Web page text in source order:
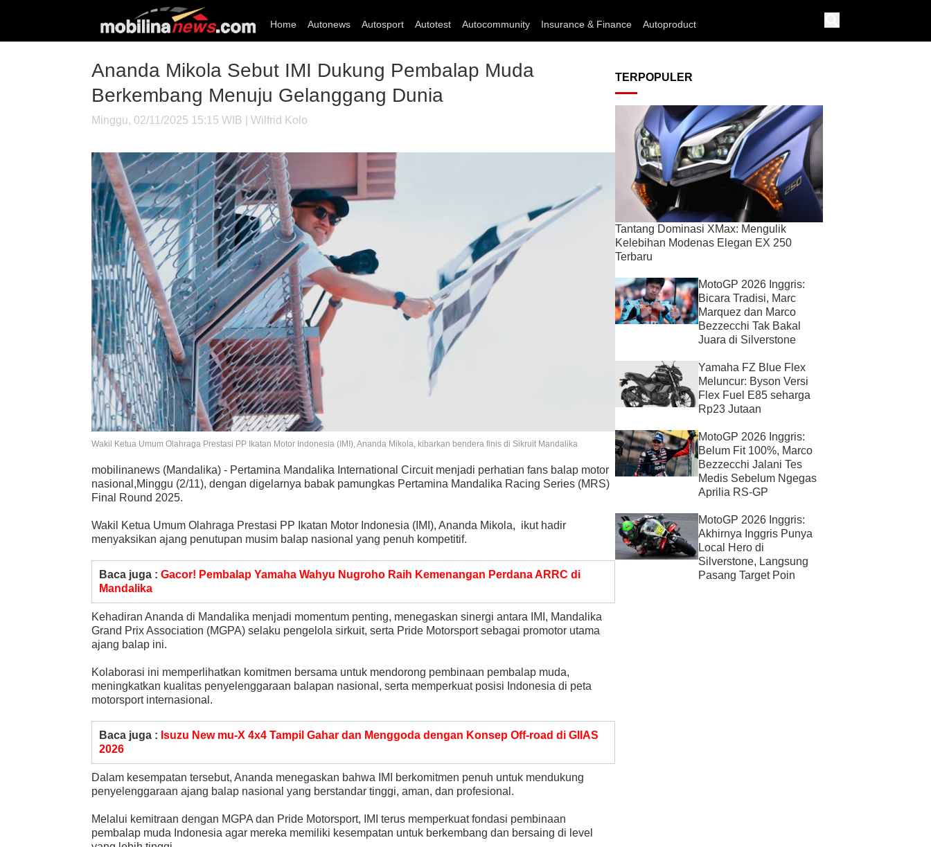
Home Autonews Autosport Autotest Autocommunity Insurance & Finance Autoproduct
Ananda Mikola Sebut IMI Dukung Pembalap Muda
Berkembang Menuju Gelanggang Dunia
Minggu, 02/11/2025 15:15 WIB | Wilfrid Kolo
Wakil Ketua Umum Olahraga Prestasi PP Ikatan Motor Indonesia (IMI), Ananda Mikola, kibarkan bendera finis di Sikruit Mandalika
mobilinanews (Mandalika) - Pertamina Mandalika International Circuit menjadi perhatian fans balap motor
nasional,Minggu (2/11), dengan digelarnya babak pamungkas Pertamina Mandalika Racing Series (MRS)
Final Round 2025.
Wakil Ketua Umum Olahraga Prestasi PP Ikatan Motor Indonesia (IMI), Ananda Mikola, ikut hadir
menyaksikan ajang penutupan musim balap nasional yang penuh kompetitif.
Baca juga : Gacor! Pembalap Yamaha Wahyu Nugroho Raih Kemenangan Perdana ARRC di
Mandalika
Kehadiran Ananda di Mandalika menjadi momentum penting, menegaskan sinergi antara IMI, Mandalika
Grand Prix Association (MGPA) selaku pengelola sirkuit, serta Pride Motorsport sebagai promotor utama
ajang balap ini.
Kolaborasi ini memperlihatkan komitmen bersama untuk mendorong pembinaan pembalap muda,
meningkatkan kualitas penyelenggaraan balapan nasional, serta memperkuat posisi Indonesia di peta
motorsport internasional.
Baca juga : Isuzu New mu-X 4x4 Tampil Gahar dan Menggoda dengan Konsep Off-road di GIIAS
2026
Dalam kesempatan tersebut, Ananda menegaskan bahwa IMI berkomitmen penuh untuk mendukung
penyelenggaraan ajang balap nasional yang berstandar tinggi, aman, dan profesional.
Melalui kemitraan dengan MGPA dan Pride Motorsport, IMI terus memperkuat fondasi pembinaan
pembalap muda Indonesia agar mereka memiliki kesempatan untuk berkembang dan bersaing di level
TERPOPULER
Tantang Dominasi XMax: Mengulik
Kelebihan Modenas Elegan EX 250
Terbaru
MotoGP 2026 Inggris:
Bicara Tradisi, Marc
Marquez dan Marco
Bezzecchi Tak Bakal
Juara di Silverstone
Yamaha FZ Blue Flex
Meluncur: Byson Versi
Flex Fuel E85 seharga
Rp23 Jutaan
MotoGP 2026 Inggris:
Belum Fit 100%, Marco
Bezzecchi Jalani Tes
Medis Sebelum Ngegas
Aprilia RS-GP
MotoGP 2026 Inggris:
Akhirnya Inggris Punya
Local Hero di
Silverstone, Langsung
Pasang Target Poin